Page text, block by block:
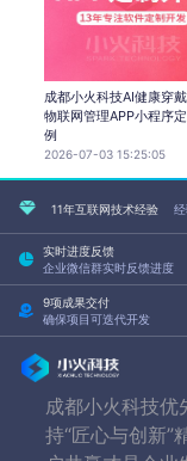
成都小火科技AI健康穿
物联网管理APP小程序
例
2026-07-03 15:25:05
11年互联网技术经验
实时进度反馈
企业微信群实时反馈进度
9项成果交付
确保项目可迭代开发
成都小火科技
持“匠心与创新”